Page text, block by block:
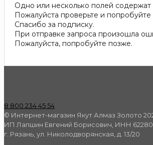
Одно или несколько полей
Пожалуйста проверьте и попробуйте
Спасибо за подписку.
При отправке запроса произошла
Пожалуйста, попробуйте позже.
8 800 234 45 54
© Интернет-магазин Якут Алмаз Золото
ИП Лапшин Евгений Борисович, ИНН
г. Рязань, ул. Николодворянская, д. 13/20